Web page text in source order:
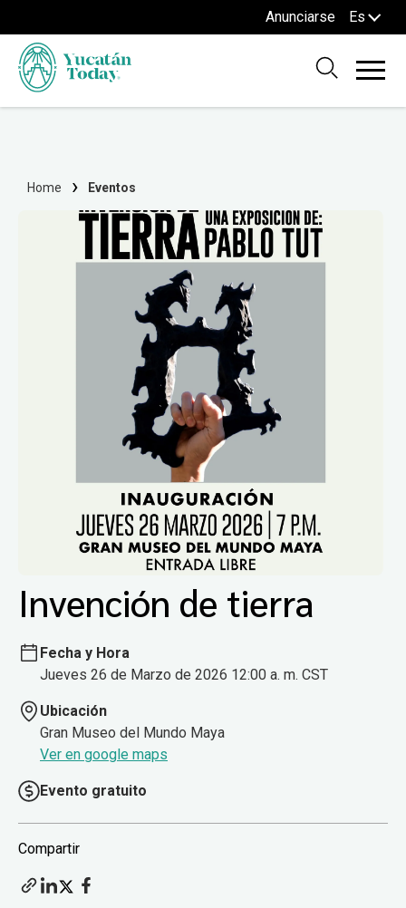
Anunciarse Es
Home Eventos
Invención de tierra
Fecha y Hora
Jueves 26 de Marzo de 2026 12:00 a. m. CST
Ubicación
Gran Museo del Mundo Maya
Ver en google maps
Evento gratuito
Compartir